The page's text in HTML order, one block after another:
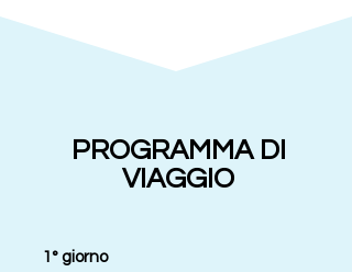
PROGRAMMA DI
VIAGGIO
1° giorno